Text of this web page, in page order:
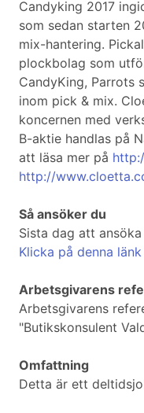
Candyking 2017
som sedan starten
mix-hantering.
plockbolag som
CandyKing, Parrots
inom pick & mix.
koncernen med
B-aktie handlas på
att läsa mer på
http://
Så ansöker du
Sista dag att
Klicka på denna
Arbetsgivarens
Arbetsgivarens
"Butikskonsulent
Omfattning
Detta är ett